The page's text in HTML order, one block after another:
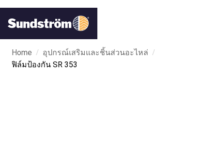
Home / อุปกรณ์เสริมและชิ้นส่วนอะไหล่ /
ฟิล์มป้องกัน SR 353